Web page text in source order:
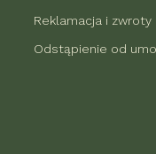
Reklamacja i zwroty
Odstąpienie od